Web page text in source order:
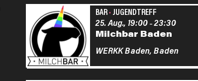
BAR· JUGENDTREFF
Milchbar Baden
25. Aug., 19:00 –23:30
WERKK Baden,Baden